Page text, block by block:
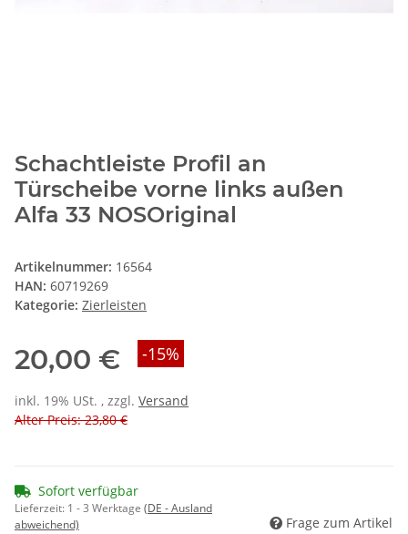
Schachtleiste Profil an
Türscheibe vorne links außen
Alfa 33 NOSOriginal
Artikelnummer: 16564
HAN: 60719269
Kategorie: Zierleisten
20,00 € -15%
inkl. 19% USt. , zzgl. Versand
Alter Preis: 23,80 €
Sofort verfügbar
Lieferzeit: 1 - 3 Werktage (DE - Ausland
abweichend)
Frage zum Artikel